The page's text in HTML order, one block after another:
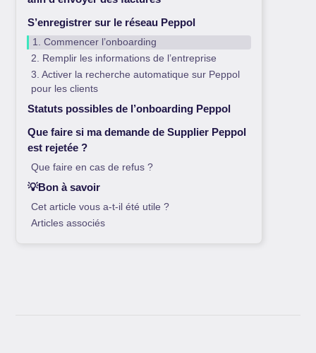
S’enregistrer sur le réseau Peppol
1. Commencer l’onboarding
2. Remplir les informations de l’entreprise
3. Activer la recherche automatique sur Peppol
pour les clients
Statuts possibles de l’onboarding Peppol
Que faire si ma demande de Supplier Peppol
est rejetée ?
Que faire en cas de refus ?
💡Bon à savoir
Cet article vous a-t-il été utile ?
Articles associés